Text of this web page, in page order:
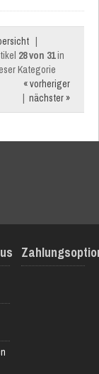
|
28 von 31in
Kategorie
« vorheriger
| nächster »